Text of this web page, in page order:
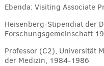
Ebenda: Visiting Associate
Heisenberg-Stipendiat der
Forschungsgemeinschaft
Professor (C2), Universität
der Medizin, 1984-1986